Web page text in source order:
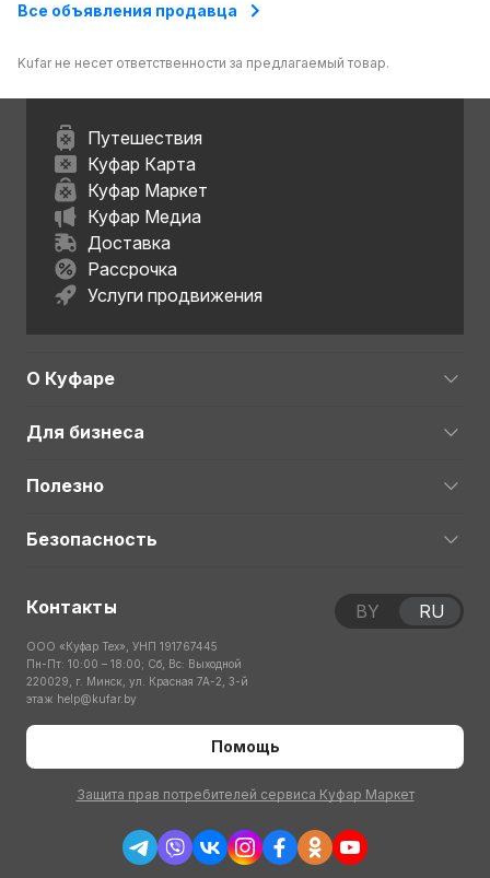
Все объявления продавца
Kufar не несет ответственности за предлагаемый товар.
Путешествия
Куфар Карта
Куфар Маркет
Куфар Медиа
Доставка
Рассрочка
Услуги продвижения
О Куфаре
Для бизнеса
Полезно
Безопасность
Контакты
ООО «Куфар Тех», УНП 191767445
Пн-Пт: 10:00 – 18:00; Сб, Вс: Выходной
220029, г. Минск, ул. Красная 7А-2, 3-й
этаж help@kufar.by
Помощь
Защита прав потребителей сервиса Куфар Маркет
BY RU